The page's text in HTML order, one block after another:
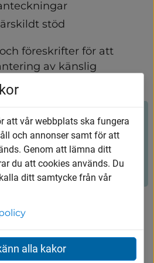
stöd
föreskrifter för att
av känslig
dig?
att vår webbplats ska fungera
och annonser samt för att
Genom att lämna ditt
du att cookies används. Du
ditt samtycke från vår
alla kakor